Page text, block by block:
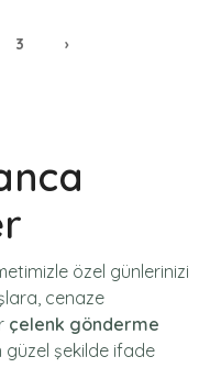
3 ›
özel günlerinizi
cenaze
çelenk gönderme
güzel şekilde ifade